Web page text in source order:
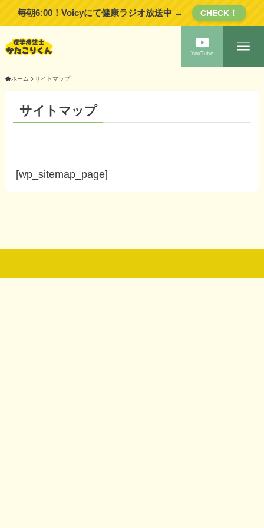
毎朝6:00！Voicyにて健康ラジオ放送中 → CHECK！
YouTube
ホーム サイトマップ
サイトマップ
[wp_sitemap_page]